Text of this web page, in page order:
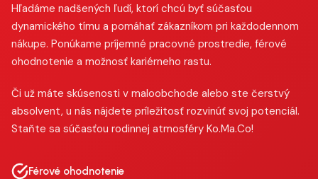
Hľadáme nadšených ľudí, ktorí chcú byť súčasťou
dynamického tímu a pomáhať zákazníkom pri každodennom
nákupe. Ponúkame príjemné pracovné prostredie, férové
ohodnotenie a možnosť kariérneho rastu.
Či už máte skúsenosti v maloobchode alebo ste čerstvý
absolvent, u nás nájdete príležitosť rozvinúť svoj potenciál.
Staňte sa súčasťou rodinnej atmosféry Ko.Ma.Co!
Férové ohodnotenie